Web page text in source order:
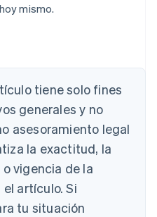
hoy mismo.
tiene solo fines
generales y no
asesoramiento legal
la exactitud, la
vigencia de la
artículo. Si
tu situación
English